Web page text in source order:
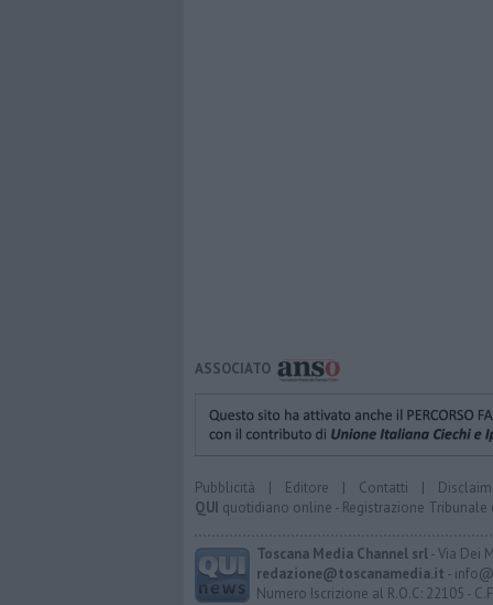
ASSOCIATO
Pubblicità | Editore | Contatti |
QUI quotidiano online - Registrazione Tribunale
Toscana Media Channel srl- Via Dei
redazione@toscanamedia.it -
Numero Iscrizione al R.O.C: 22105 -